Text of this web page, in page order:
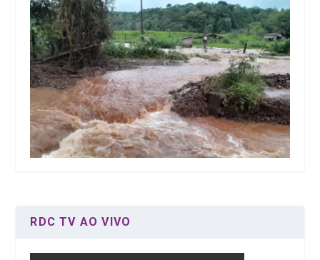
RDC TV AO VIVO